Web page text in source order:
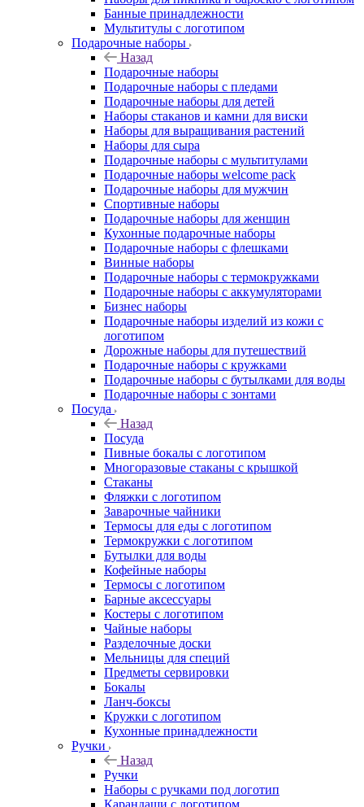
Банные принадлежности
Мультитулы с логотипом
Подарочные наборы
Назад
Подарочные наборы
Подарочные наборы с пледами
Подарочные наборы для детей
Наборы стаканов и камни для виски
Наборы для выращивания растений
Наборы для сыра
Подарочные наборы с мультитулами
Подарочные наборы welcome pack
Подарочные наборы для мужчин
Спортивные наборы
Подарочные наборы для женщин
Кухонные подарочные наборы
Подарочные наборы с флешками
Винные наборы
Подарочные наборы с термокружками
Подарочные наборы с аккумуляторами
Бизнес наборы
Подарочные наборы изделий из кожи с
логотипом
Дорожные наборы для путешествий
Подарочные наборы с кружками
Подарочные наборы с бутылками для воды
Подарочные наборы с зонтами
Посуда
Назад
Посуда
Пивные бокалы с логотипом
Многоразовые стаканы с крышкой
Стаканы
Фляжки с логотипом
Заварочные чайники
Термосы для еды с логотипом
Термокружки с логотипом
Бутылки для воды
Кофейные наборы
Термосы с логотипом
Барные аксессуары
Костеры с логотипом
Чайные наборы
Разделочные доски
Мельницы для специй
Предметы сервировки
Бокалы
Ланч-боксы
Кружки с логотипом
Кухонные принадлежности
Ручки
Назад
Ручки
Наборы с ручками под логотип
Карандаши с логотипом